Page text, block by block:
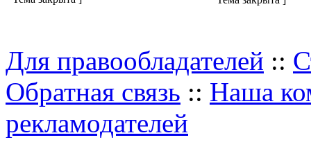
Для правообладателей ::
Обратная связь :: Наша
рекламодателей